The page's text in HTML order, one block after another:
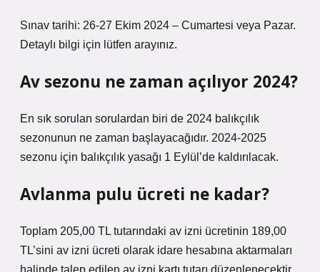
Sınav tarihi: 26-27 Ekim 2024 – Cumartesi veya Pazar.
Detaylı bilgi için lütfen arayınız.
Av sezonu ne zaman açılıyor 2024?
En sık sorulan sorulardan biri de 2024 balıkçılık
sezonunun ne zaman başlayacağıdır. 2024-2025
sezonu için balıkçılık yasağı 1 Eylül’de kaldırılacak.
Avlanma pulu ücreti ne kadar?
Toplam 205,00 TL tutarındaki av izni ücretinin 189,00
TL’sini av izni ücreti olarak idare hesabına aktarmaları
halinde talep edilen av izni kartı tutarı düzenlenecektir.